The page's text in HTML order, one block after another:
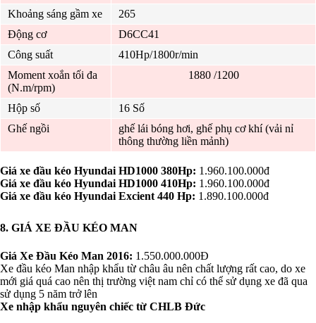
Khoảng sáng gầm xe
265
Động cơ
D6CC41
Công suất
410Hp/1800r/min
Moment xoắn tối đa
(N.m/rpm)
1880 /1200
Hộp số
16 Số
Ghế ngồi
ghế lái bóng hơi, ghế phụ cơ khí (vải nỉ
thông thường liền mảnh)
Giá xe đầu kéo Hyundai HD1000 380Hp: 1.960.100.000đ
Giá xe đầu kéo Hyundai HD1000 410Hp: 1.960.100.000đ
Giá xe đầu kéo Hyundai Excient 440 Hp: 1.890.100.000đ
8. GIÁ XE ĐẦU KÉO MAN
Giá Xe Đầu Kéo Man 2016: 1.550.000.000Đ
Xe đầu kéo Man nhập khẩu từ châu âu nên chất lượng rất cao, do xe
mới giá quá cao nên thị trường việt nam chỉ có thể sử dụng xe đã qua
sử dụng 5 năm trở lên
Xe nhập khẩu nguyên chiếc từ CHLB Đức